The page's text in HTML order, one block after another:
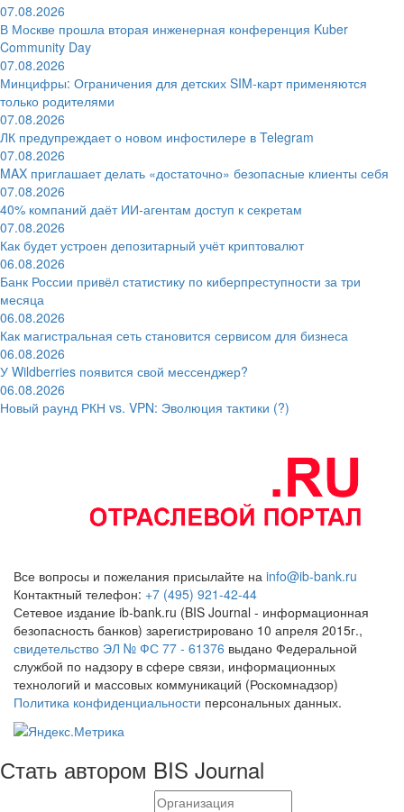
07.08.2026
В Москве прошла вторая инженерная конференция Kuber
Community Day
07.08.2026
Минцифры: Ограничения для детских SIM-карт применяются
только родителями
07.08.2026
ЛК предупреждает о новом инфостилере в Telegram
07.08.2026
MAX приглашает делать «достаточно» безопасные клиенты себя
07.08.2026
40% компаний даёт ИИ‑агентам доступ к секретам
07.08.2026
Как будет устроен депозитарный учёт криптовалют
06.08.2026
Банк России привёл статистику по киберпреступности за три
месяца
06.08.2026
Как магистральная сеть становится сервисом для бизнеса
06.08.2026
У Wildberries появится свой мессенджер?
06.08.2026
Новый раунд РКН vs. VPN: Эволюция тактики (?)
Все вопросы и пожелания присылайте на info@ib-bank.ru
Контактный телефон: +7 (495) 921-42-44
Сетевое издание ib-bank.ru (BIS Journal - информационная
безопасность банков) зарегистрировано 10 апреля 2015г.,
свидетельство ЭЛ № ФС 77 - 61376 выдано Федеральной
службой по надзору в сфере связи, информационных
технологий и массовых коммуникаций (Роскомнадзор)
Политика конфиденциальности персональных данных.
Стать автором BIS Journal